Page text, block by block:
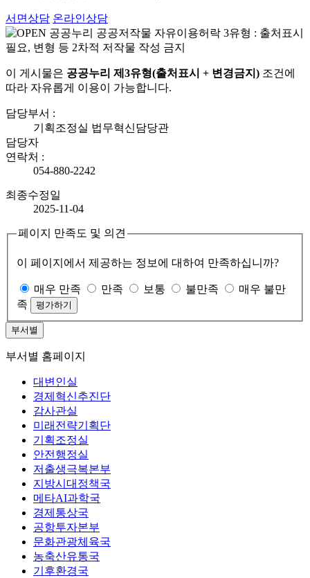
서면상담 온라인상담
이 게시물은 공공누리 제3유형(출처표시 + 변경금지) 조건에
따라 자유롭게 이용이 가능합니다.
담당부서 :
기획조정실 법무혁신담당관
담당자
연락처 :
054-880-2242
최종수정일
2025-11-04
페이지 만족도 및 의견
이 페이지에서 제공하는 정보에 대하여 만족하십니까?
매우 만족 만족 보통 불만족
매우 불만
족
부서별
부서별 홈페이지
대변인실
경제혁신추진단
감사관실
미래전략기획단
기획조정실
안전행정실
저출생극복본부
지방시대정책국
메타AI과학국
경제통상국
공항투자본부
문화관광체육국
농축산유통국
기후환경국